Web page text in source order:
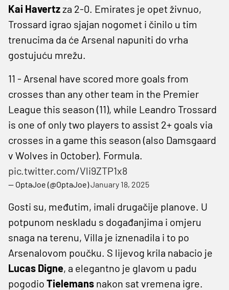
Kai Havertzza 2-0. Emirates je opet živnuo,
Trossard igrao sjajan nogomet i činilo u tim
trenucima da će Arsenal napuniti do vrha
gostujuću mrežu.
11 - Arsenal have scored more goals from
crosses than any other team in the Premier
League this season (11), while Leandro Trossard
is one of only two players to assist 2+ goals via
crosses in a game this season (also Damsgaard
v Wolves in October). Formula.
pic.twitter.com/Vli9ZTP1x8
— OptaJoe (@OptaJoe)January 18, 2025
Gosti su, međutim, imali drugačije planove. U
potpunom neskladu s događanjima i omjeru
snaga na terenu, Villa je iznenadila i to po
Arsenalovom poučku. S lijevog krila nabacio je
Lucas Digne, a elegantno je glavom u padu
pogodio Tielemans nakon sat vremena igre.